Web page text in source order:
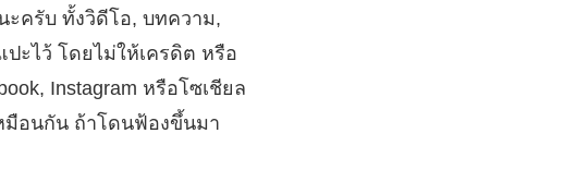
ครับ ทั้งวิดีโอ, บทความ,
ปะไว้ โดยไม่ให้เครดิต หรือ
Instagram หรือโซเชียล
มือนกัน ถ้าโดนฟ้องขึ้นมา